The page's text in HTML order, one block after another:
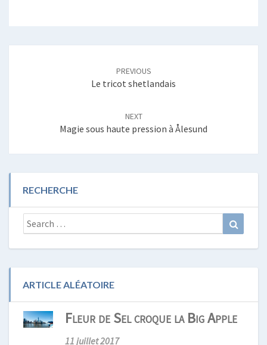
PREVIOUS
Le tricot shetlandais
NEXT
Magie sous haute pression à Ålesund
RECHERCHE
Search
for:
ARTICLE ALÉATOIRE
Fleur de Sel croque la Big Apple
11 juillet 2017